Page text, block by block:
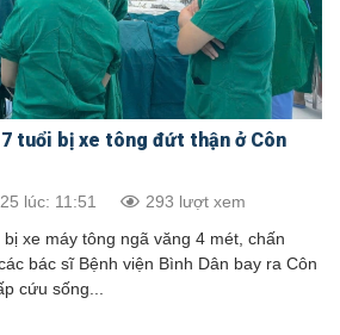
tuổi bị xe tông đứt thận ở Côn
lúc: 11:51 293 lượt xem
xe máy tông ngã văng 4 mét, chấn
bác sĩ Bệnh viện Bình Dân bay ra Côn
cứu sống...